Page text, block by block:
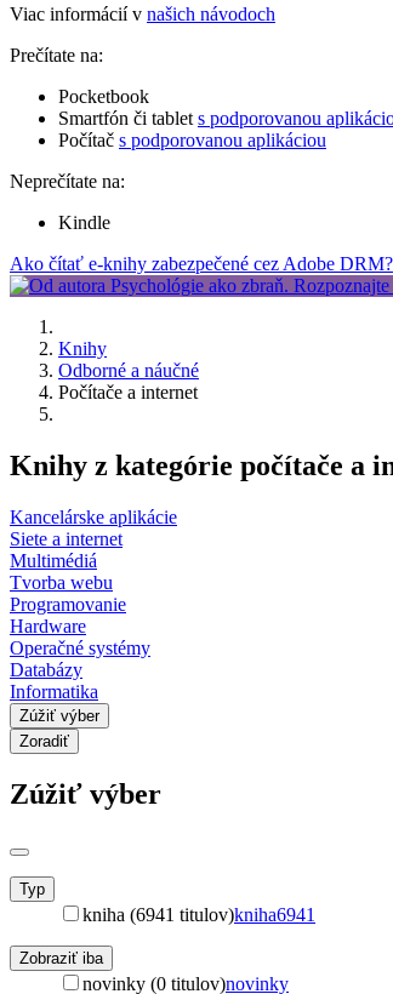
Viac informácií v našich návodoch
Prečítate na:
Pocketbook
Smartfón či tablet s podporovanou
Počítač s podporovanou aplikáciou
Neprečítate na:
Kindle
Ako čítať e-knihy zabezpečené cez Adobe DRM?
Knihy
Odborné a náučné
Počítače a internet
Knihy z kategórie počítače a
Kancelárske aplikácie
Siete a internet
Multimédiá
Tvorba webu
Programovanie
Hardware
Operačné systémy
Databázy
Informatika
Zúžiť výber
Zoradiť
Zúžiť výber
Typ
kniha (6941 titulov)kniha6941
Zobraziť iba
novinky (0 titulov)novinky